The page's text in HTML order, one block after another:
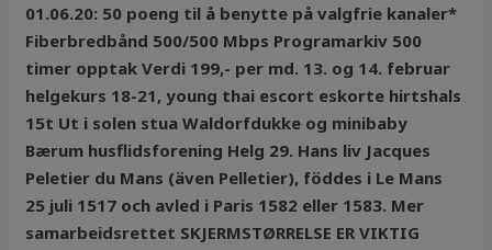
01.06.20: 50 poeng til å benytte på valgfrie kanaler*
Fiberbredbånd 500/500 Mbps Programarkiv 500
timer opptak Verdi 199,- per md. 13. og 14. februar
helgekurs 18-21, young thai escort eskorte hirtshals
15t Ut i solen stua Waldorfdukke og minibaby
Bærum husflidsforening Helg 29. Hans liv Jacques
Peletier du Mans (även Pelletier), föddes i Le Mans
25 juli 1517 och avled i Paris 1582 eller 1583. Mer
samarbeidsrettet SKJERMSTØRRELSE ER VIKTIG